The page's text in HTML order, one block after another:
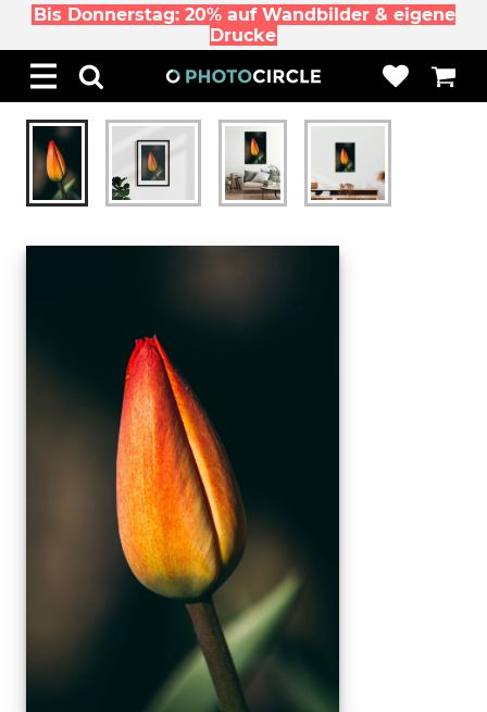
Bis Donnerstag: 20% auf Wandbilder & eigene
Drucke